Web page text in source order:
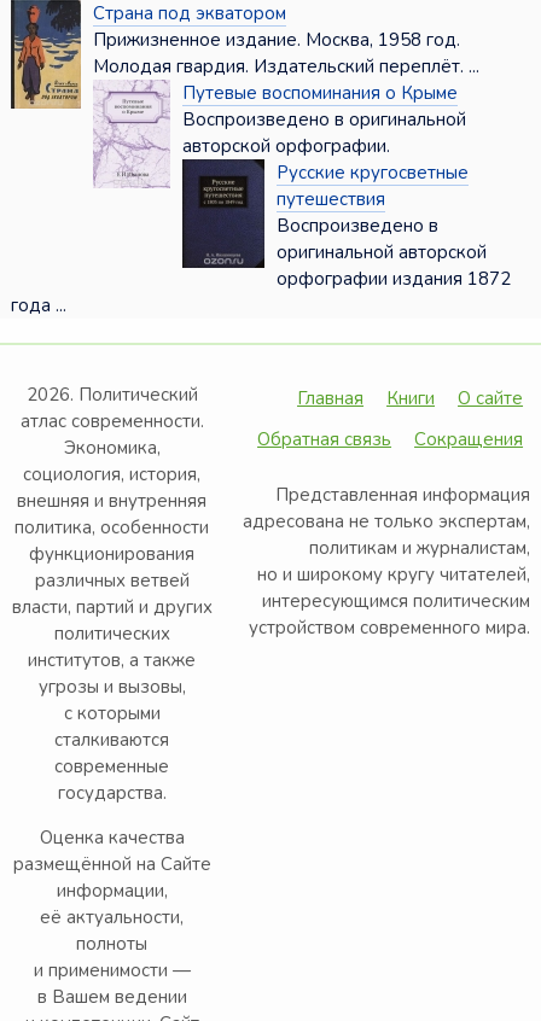
Страна под экватором
Прижизненное издание. Москва, 1958 год.
Молодая гвардия. Издательский переплёт. ...
Путевые воспоминания о Крыме
Воспроизведено в оригинальной
авторской орфографии.
Русские кругосветные
путешествия
Воспроизведено в
оригинальной авторской
орфографии издания 1872
года ...
2026. Политический
атлас современности.
Экономика,
социология, история,
внешняя и внутренняя
политика, особенности
функционирования
различных ветвей
власти, партий и других
политических
институтов, а также
угрозы и вызовы,
с которыми
сталкиваются
современные
государства.
Оценка качества
размещённой на Сайте
информации,
её актуальности,
полноты
и применимости —
в Вашем ведении
Главная Книги
О сайте
Обратная связь
Сокращения
Представленная информация
адресована не только экспертам,
политикам и журналистам,
но и широкому кругу читателей,
интересующимся политическим
устройством современного мира.